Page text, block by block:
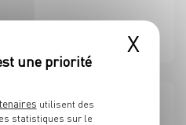
MAGASIN
X
utilisent des
statistiques sur le